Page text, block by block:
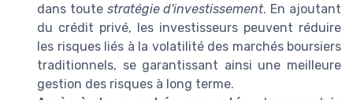
dans toute stratégie d'investissement. En ajoutant
du crédit privé, les investisseurs peuvent réduire
les risques liés à la volatilité des marchés boursiers
traditionnels, se garantissant ainsi une meilleure
gestion des risques à long terme.